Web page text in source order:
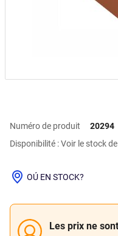
Numéro de produit
20294
Disponibilité : Voir le stock
Les prix ne
OÚ EN STOCK?